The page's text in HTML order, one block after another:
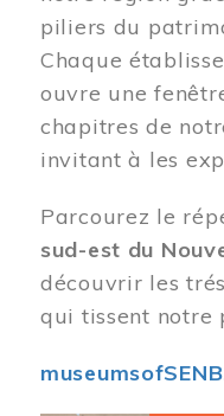
piliers du
Chaque
ouvre une
chapitres de
invitant à les
Parcourez le
sud-est du
découvrir les
qui tissent notre